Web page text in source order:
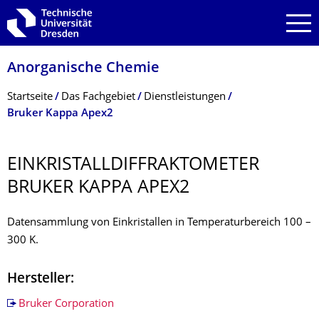
Zur Hauptnavigation springen
Zur Suche springen
Zum Inhalt springen
Anorganische Chemie
Breadcrumb-Menü
Startseite Das Fachgebiet
Dienstleistungen
Bruker Kappa Apex2
EINKRISTALLDIF­FRAKTOMETER
BRUKER KAPPA APEX2
Datensammlung von Einkristallen in Temperaturbereich 100 –
300 K.
Hersteller:
Bruker Corporation